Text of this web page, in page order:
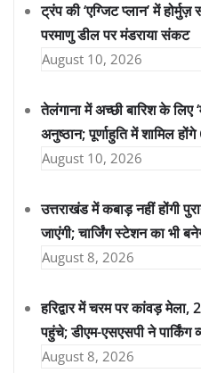
ट्रंप की ‘एग्जिट प्लान’ में
परमाणु डील पर मंडराया संकट
August 10, 2026
तेलंगाना में अच्छी बारिश के लिए
अनुष्ठान; पूर्णाहुति में शामिल
August 10, 2026
उत्तराखंड में कबाड़ नहीं होंगी
जाएंगी; चार्जिंग स्टेशन का भी
August 8, 2026
हरिद्वार में चरम पर कांवड़
पहुंचे; डीएम-एसएसपी ने पार्किंग
August 8, 2026